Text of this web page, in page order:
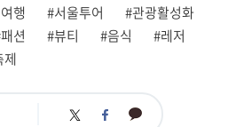
행 #서울투어
#관광활성화
션 #뷰티 #음식
#레저
제
트 페 카